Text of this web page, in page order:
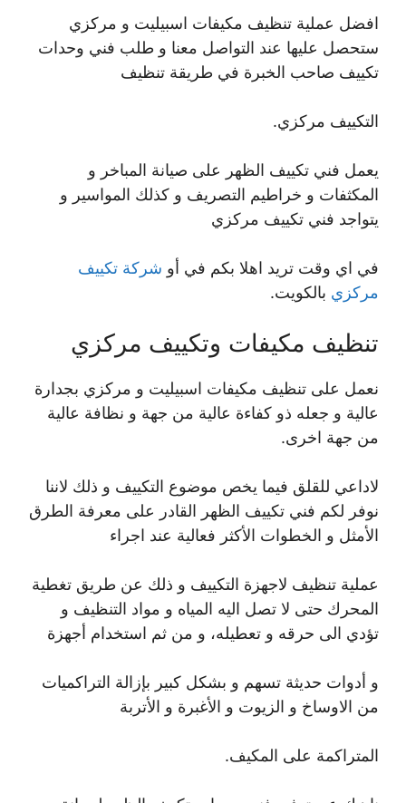
افضل عملية تنظيف مكيفات اسبيليت و مركزي
ستحصل عليها عند التواصل معنا و طلب فني وحدات
تكييف صاحب الخبرة في طريقة تنظيف
التكييف مركزي.
يعمل فني تكييف الظهر على صيانة المباخر و
المكثفات و خراطيم التصريف و كذلك المواسير و
يتواجد فني تكييف مركزي
في اي وقت تريد اهلا بكم في أو شركة تكييف
مركزي بالكويت.
تنظيف مكيفات وتكييف مركزي
نعمل على تنظيف مكيفات اسبيليت و مركزي بجدارة
عالية و جعله ذو كفاءة عالية من جهة و نظافة عالية
من جهة اخرى.
لاداعي للقلق فيما يخص موضوع التكييف و ذلك لاننا
نوفر لكم فني تكييف الظهر القادر على معرفة الطرق
الأمثل و الخطوات الأكثر فعالية عند اجراء
عملية تنظيف لاجهزة التكييف و ذلك عن طريق تغطية
المحرك حتى لا تصل اليه المياه و مواد التنظيف و
تؤدي الى حرقه و تعطيله، و من ثم استخدام أجهزة
و أدوات حديثة تسهم و بشكل كبير بإزالة التراكميات
من الاوساخ و الزيوت و الأغبرة و الأتربة
المتراكمة على المكيف.